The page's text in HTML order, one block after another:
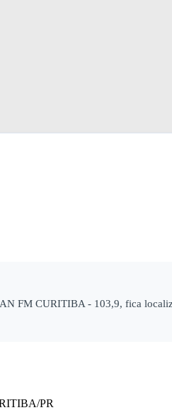
FM CURITIBA - 103,9, fica
PR